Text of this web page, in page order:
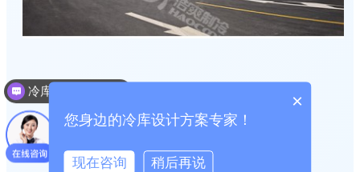
冷库建造投资成本 ×
您身边的冷库设计方案专家！
现在咨询 稍后再说